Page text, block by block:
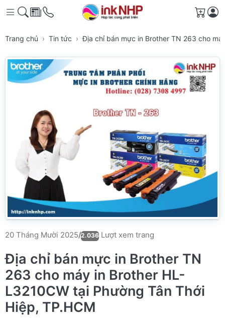
Giỏ
Trang chủ Tin tức Địa chỉ bán mực in Brother TN 263 cho
20 Tháng Mười 2025/2.036 Lượt xem trang
Địa chỉ bán mực in Brother TN
263 cho máy in Brother HL-
L3210CW tại Phường Tân Thới
Hiệp, TP.HCM